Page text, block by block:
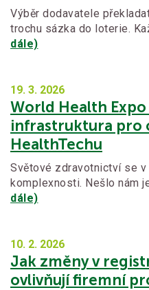
Výběr dodavatele
trochu sázka do loterie.
dále)
19. 3. 2026
World Health
infrastruktura pro
HealthTechu
Světové zdravotnictví se
komplexnosti. Nešlo nám
dále)
10. 2. 2026
Jak změny v
ovlivňují firemní